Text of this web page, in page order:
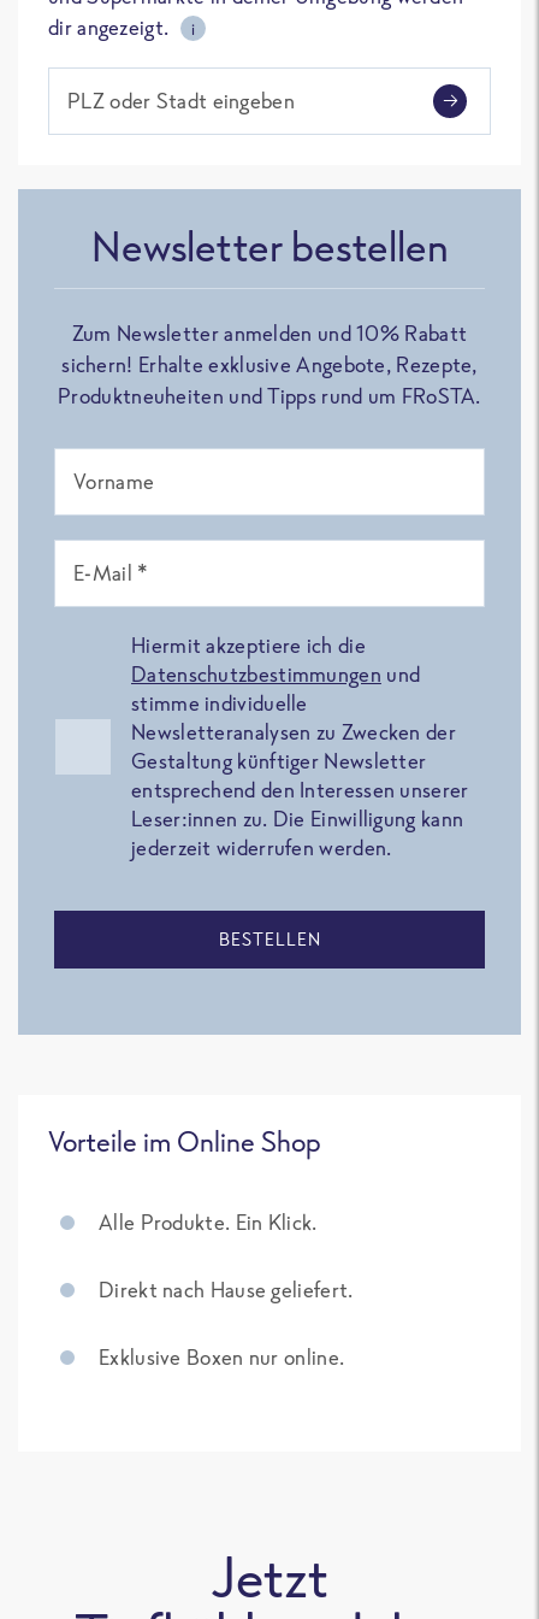
dir angezeigt.
i
PLZ oder Stadt eingeben
Newsletter bestellen
Zum Newsletter anmelden und 10% Rabatt
sichern! Erhalte exklusive Angebote, Rezepte,
Produktneuheiten und Tipps rund um FRoSTA.
Vorname
E-Mail *
Hiermit akzeptiere ich die
Datenschutzbestimmungen und
stimme individuelle
Newsletteranalysen zu Zwecken der
Gestaltung künftiger Newsletter
entsprechend den Interessen unserer
Leser:innen zu. Die Einwilligung kann
jederzeit widerrufen werden.
BESTELLEN
Vorteile im Online Shop
Alle Produkte. Ein Klick.
Direkt nach Hause geliefert.
Exklusive Boxen nur online.
Jetzt